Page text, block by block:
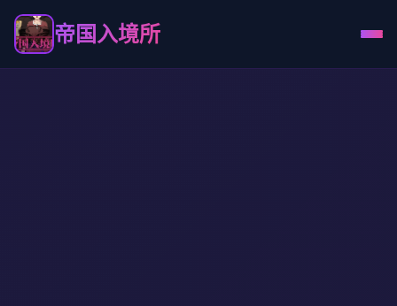
帝国入境所